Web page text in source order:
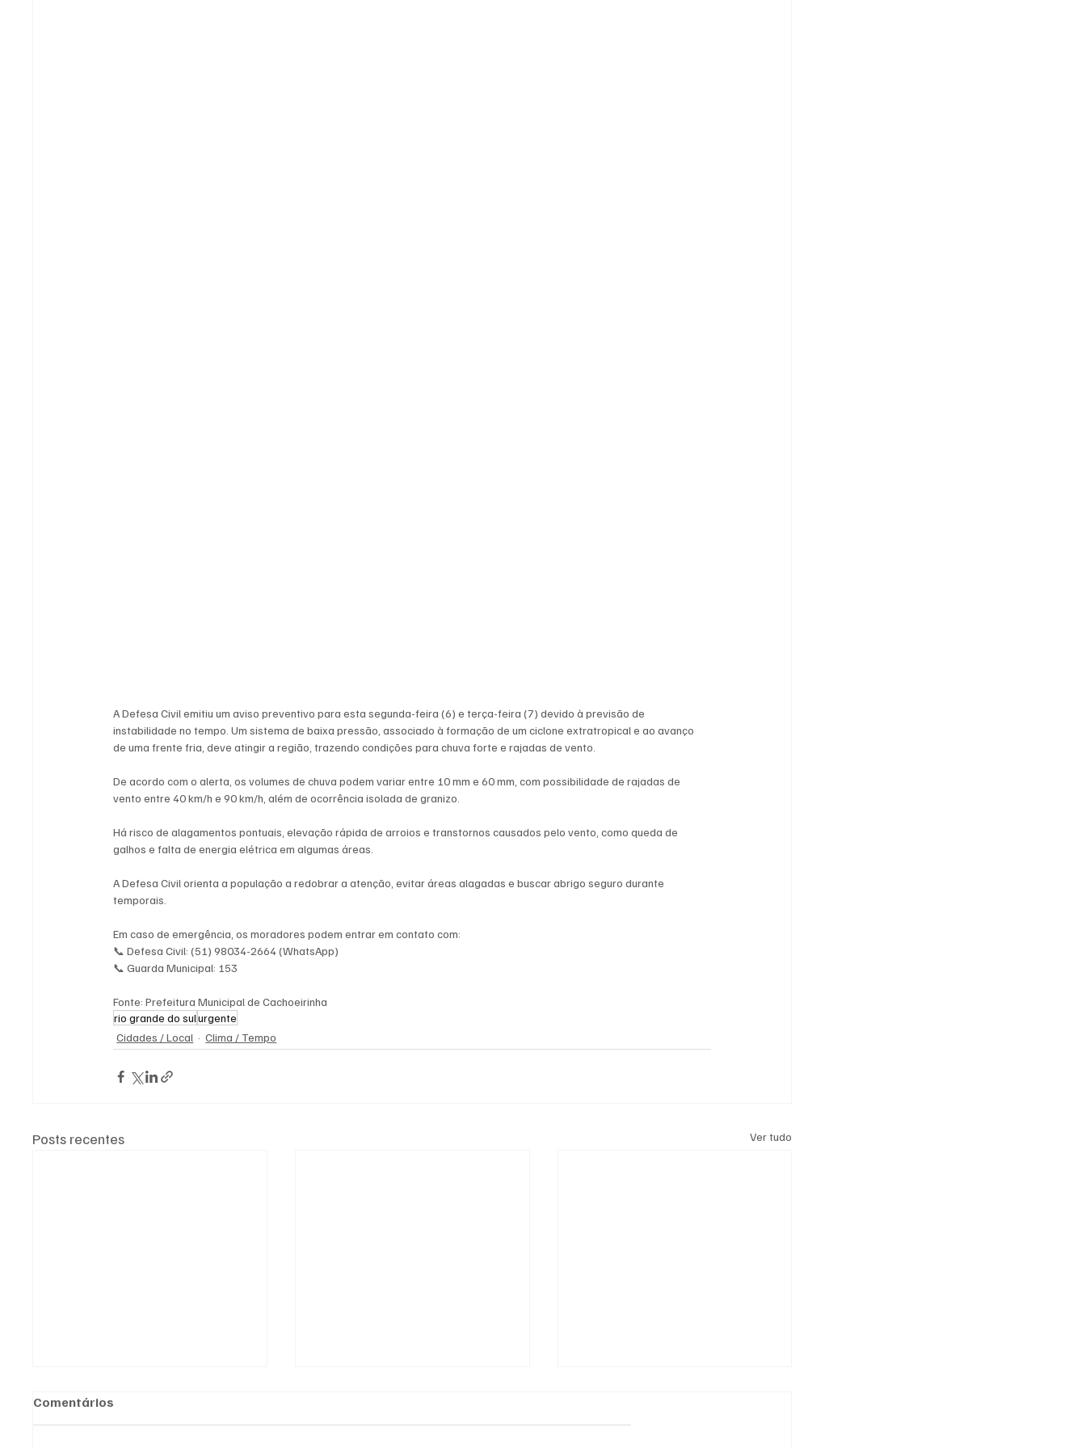
A Defesa Civil emitiu um aviso preventivo para esta segunda-feira (6) e terça-feira (7) devido à previsão de
instabilidade no tempo. Um sistema de baixa pressão, associado à formação de um ciclone extratropical e ao avanço
de uma frente fria, deve atingir a região, trazendo condições para chuva forte e rajadas de vento.
De acordo com o alerta, os volumes de chuva podem variar entre 10 mm e 60 mm, com possibilidade de rajadas de
vento entre 40 km/h e 90 km/h, além de ocorrência isolada de granizo.
Há risco de alagamentos pontuais, elevação rápida de arroios e transtornos causados pelo vento, como queda de
galhos e falta de energia elétrica em algumas áreas.
A Defesa Civil orienta a população a redobrar a atenção, evitar áreas alagadas e buscar abrigo seguro durante
temporais.
Em caso de emergência, os moradores podem entrar em contato com:
📞 Defesa Civil: (51) 98034-2664 (WhatsApp)
📞 Guarda Municipal: 153
Fonte: Prefeitura Municipal de Cachoeirinha
rio grande do sulurgente
Cidades / Local
Clima / Tempo
Posts recentes Ver tudo
Comentários